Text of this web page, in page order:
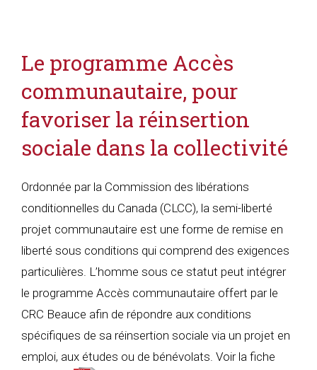
Le programme Accès
communautaire, pour
favoriser la réinsertion
sociale dans la collectivité
Ordonnée par la Commission des libérations
conditionnelles du Canada (CLCC), la semi-liberté
projet communautaire est une forme de remise en
liberté sous conditions qui comprend des exigences
particulières. L’homme sous ce statut peut intégrer
le programme Accès communautaire offert par le
CRC Beauce afin de répondre aux conditions
spécifiques de sa réinsertion sociale via un projet en
emploi, aux études ou de bénévolats. Voir la fiche